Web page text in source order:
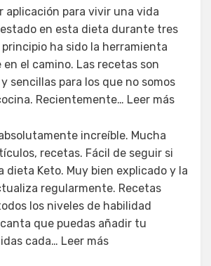
aplicación para vivir una vida
en esta dieta durante tres
ha sido la herramienta
el camino. Las recetas son
sencillas para los que no somos
Recientemente… Leer más
increíble. Mucha
recetas. Fácil de seguir si
dieta Keto. Muy bien explicado y la
regularmente. Recetas
los niveles de habilidad
que puedas añadir tu
cada… Leer más